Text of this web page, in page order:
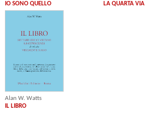
IO SONO QUELLO
LA QUARTA VIA
Alan W. Watts
IL LIBRO